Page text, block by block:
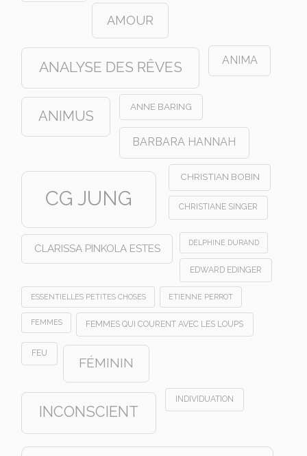
AMOUR
ANALYSE DES RÊVES ANIMA
ANIMUS
ANNE BARING
BARBARA HANNAH
CG JUNG
CHRISTIAN BOBIN
CHRISTIANE SINGER
CLARISSA PINKOLA ESTES DELPHINE DURAND
EDWARD EDINGER
ESSENTIELLES PETITES CHOSES ETIENNE PERROT
FEMMES FEMMES QUI COURENT AVEC LES LOUPS
FEU
FÉMININ
INCONSCIENT
INDIVIDUATION